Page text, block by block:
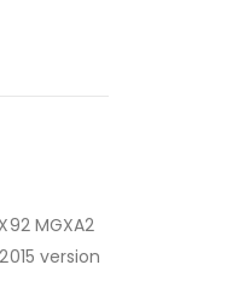
MGXA2
version